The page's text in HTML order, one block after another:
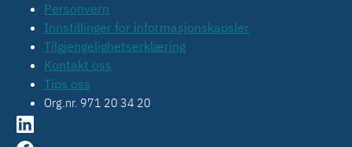
Personvern
Innstillinger for informasjonskapsler
Tilgjengelighetserklæring
Kontakt oss
Tips oss
Org.nr. 971 20 34 20